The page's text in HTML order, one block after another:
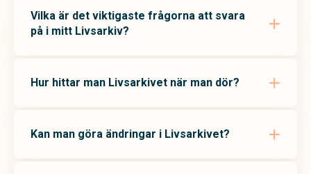
Vilka är det viktigaste frågorna att svara
på i mitt Livsarkiv?
Hur hittar man Livsarkivet när man dör?
Kan man göra ändringar i Livsarkivet?